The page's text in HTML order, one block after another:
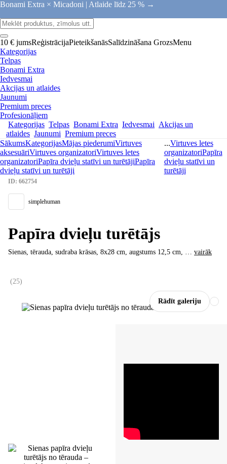
Bonami Extra × Micadoni | Atlaide līdz 25 % →
10 € jumsReģistrācijaPieteikšanāsSalīdzināšana GrozsMenu
Kategorijas
Telpas
Bonami Extra
Iedvesmai
Akcijas un atlaides
Jaunumi
Premium preces
Profesionāļiem
Kategorijas Telpas Bonami Extra Iedvesmai Akcijas un
atlaides Jaunumi Premium preces
SākumsKategorijasMājas piederumiVirtuves
aksesuāriVirtuves organizatoriVirtuves letes
organizatoriPapīra dvieļu statīvi un turētājiPapīra
dvieļu statīvi un turētāji
...Virtuves letes
organizatoriPapīra
dvieļu statīvi un
turētāji
Rādīt galeriju
ID: 662754
simplehuman
Papīra dvieļu turētājs
Sienas, tērauda, sudraba krāsas, 8x28 cm, augstums 12,5 cm, … vairāk
(25)